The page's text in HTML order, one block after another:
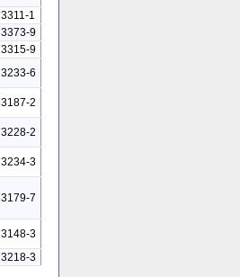
1
9
9
6
2
2
3
7
3
3